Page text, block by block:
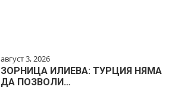
август 3, 2026
ЗОРНИЦА ИЛИЕВА: ТУРЦИЯ НЯМА
ДА ПОЗВОЛИ…